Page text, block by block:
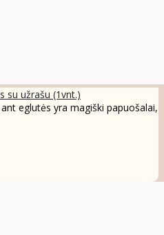
su užrašu (1vnt.)
eglutės yra magiški papuošalai,